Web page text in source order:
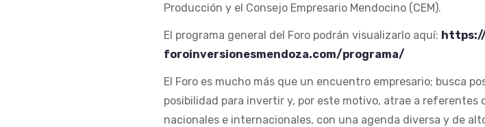
Producción y el Consejo Empresario Mendocino (CEM).
El programa general del Foro podrán visualizarlo aquí:
foroinversionesmendoza.com/programa/
El Foro es mucho más que un encuentro empresario; busca
posibilidad para invertir y, por este motivo, atrae a referentes
nacionales e internacionales, con una agenda diversa y de